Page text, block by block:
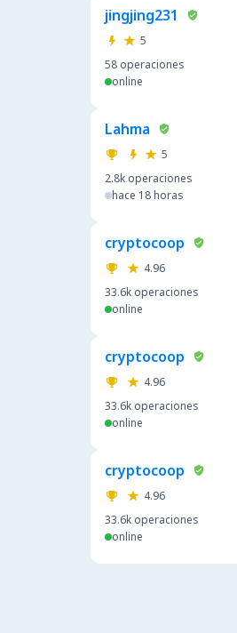
jingjing231
5
58 operaciones
online
Lahma
5
2.8k operaciones
hace 18 horas
cryptocoop
4.96
33.6k operaciones
online
cryptocoop
4.96
33.6k operaciones
online
cryptocoop
4.96
33.6k operaciones
online